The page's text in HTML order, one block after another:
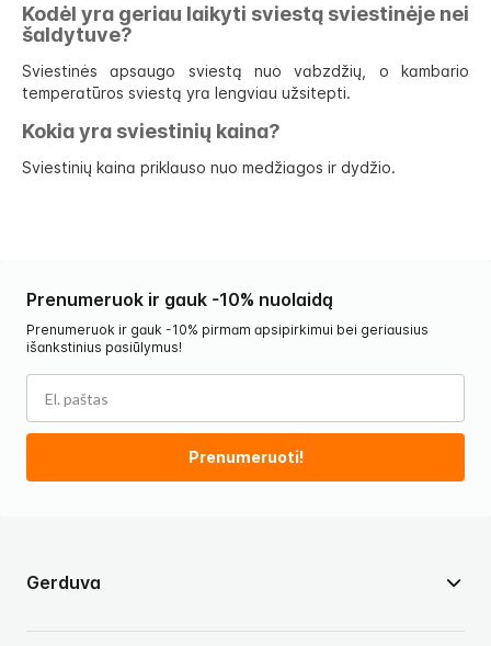
Kodėl yra geriau laikyti sviestą sviestinėje nei
šaldytuve?
Sviestinės apsaugo sviestą nuo vabzdžių, o kambario
temperatūros sviestą yra lengviau užsitepti.
Kokia yra sviestinių kaina?
Sviestinių kaina priklauso nuo medžiagos ir dydžio.
Gerduva
Prenumeruok ir gauk -10% nuolaidą
Prenumeruok ir gauk -10% pirmam apsipirkimui bei geriausius
išankstinius pasiūlymus!
Prenumeruoti!